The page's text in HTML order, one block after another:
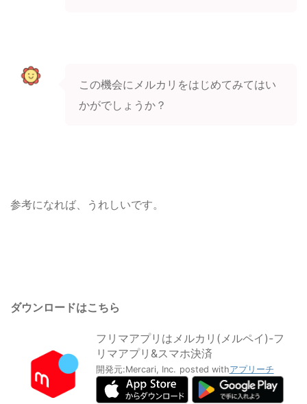
この機会にメルカリをはじめてみてはい
かがでしょうか？
参考になれば、うれしいです。
ダウンロードはこちら
フリマアプリはメルカリ(メルペイ)-フ
リマアプリ&スマホ決済
開発元:Mercari, Inc. posted withアプリーチ